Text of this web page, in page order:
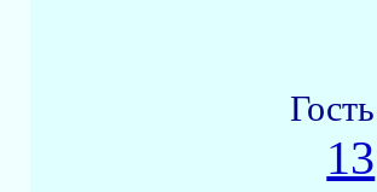
Гость
13